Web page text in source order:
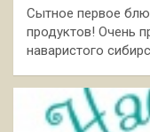
Сытное первое
продуктов! Очень
наваристого